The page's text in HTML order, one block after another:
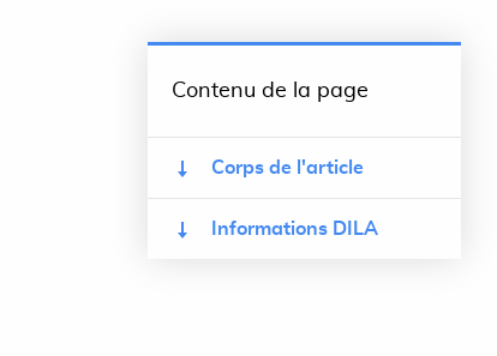
Contenu de la page
Corps de l'article
Informations DILA